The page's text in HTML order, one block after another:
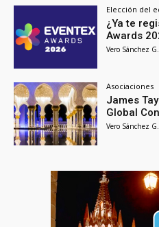
Elección del
¿Ya te
Awards
Vero Sánchez G.
Asociaciones
James
Global
Vero Sánchez G.